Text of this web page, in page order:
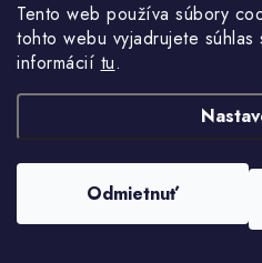
Tento web používa súbory
tohto webu vyjadrujete
informácií tu.
Odmietnuť